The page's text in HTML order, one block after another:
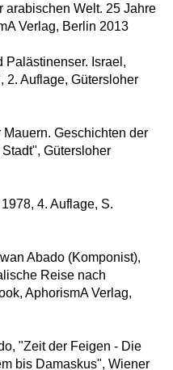
arabischen Welt. 25 Jahre
Verlag, Berlin 2013
Palästinenser. Israel,
2. Auflage, Gütersloher
Geschichten der
Gütersloher
4. Auflage, S.
Abado (Komponist),
Reise nach
AphorismA Verlag,
"Zeit der Feigen - Die
bis Damaskus", Wiener